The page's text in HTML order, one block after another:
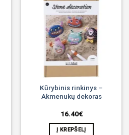
Kūrybinis rinkinys –
Akmenukų dekoras
16.40€
Į KREPŠELĮ